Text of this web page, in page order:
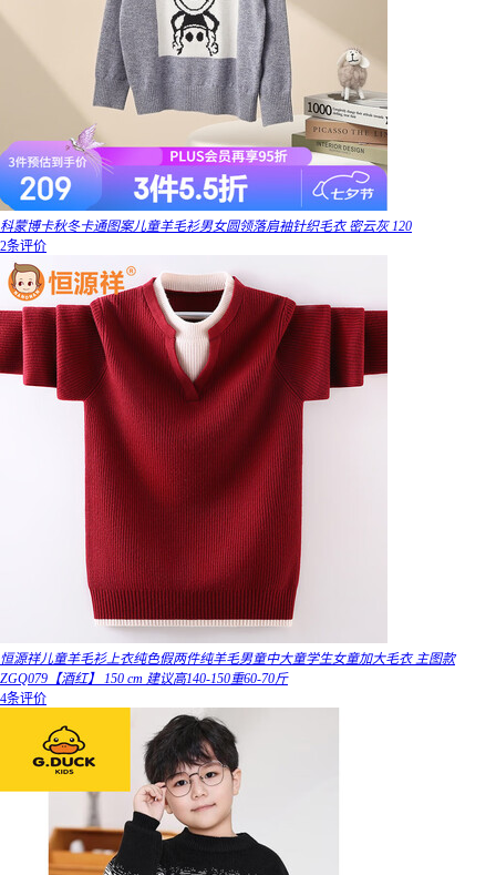
科蒙博卡秋冬卡通图案儿童羊毛衫男女圆领落肩袖针织毛衣 密云灰 120
2条评价
恒源祥儿童羊毛衫上衣纯色假两件纯羊毛男童中大童学生女童加大毛衣 主图款
ZGQ079【酒红】 150 cm 建议高140-150重60-70斤
4条评价